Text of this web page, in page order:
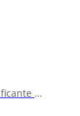
Crema Redensificante Nutritiva LQ